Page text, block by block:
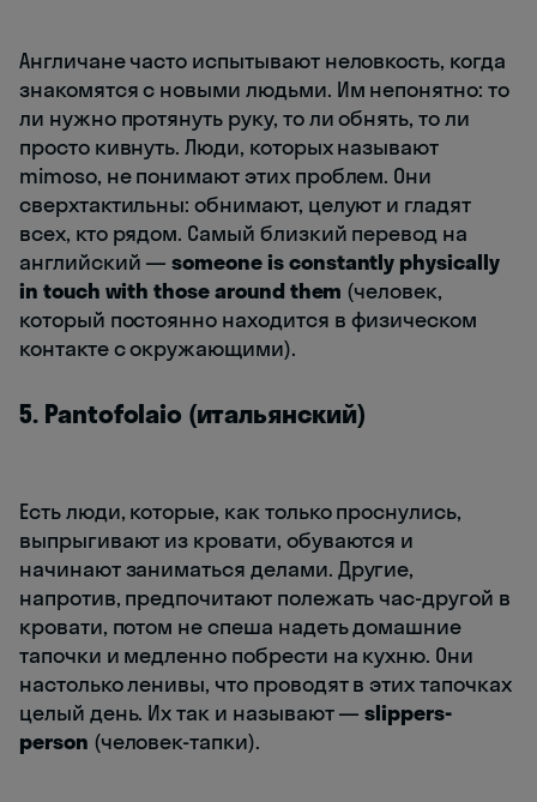
Англичане часто испытывают неловкость, когда
знакомятся с новыми людьми. Им непонятно: то
ли нужно протянуть руку, то ли обнять, то ли
просто кивнуть. Люди, которых называют
mimoso, не понимают этих проблем. Они
сверхтактильны: обнимают, целуют и гладят
всех, кто рядом. Самый близкий перевод на
английский —someone is constantly physically
in touch with those around them (человек,
который постоянно находится в физическом
контакте с окружающими).
5. Pantofolaio (итальянский)
Есть люди, которые, как только проснулись,
выпрыгивают из кровати, обуваются и
начинают заниматься делами. Другие,
напротив, предпочитают полежать час-другой в
кровати, потом не спеша надеть домашние
тапочки и медленно побрести на кухню. Они
настолько ленивы, что проводят в этих тапочках
целый день. Их так и называют —slippers-
person (человек-тапки).